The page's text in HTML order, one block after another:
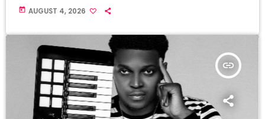
today AUGUST 4, 2026
insert_link